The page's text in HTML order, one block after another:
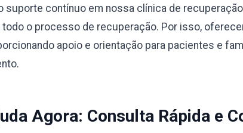
suporte contínuo em nossa clínica de
o processo de recuperação. Por isso,
apoio e orientação para pacientes e
Agora: Consulta Rápida e